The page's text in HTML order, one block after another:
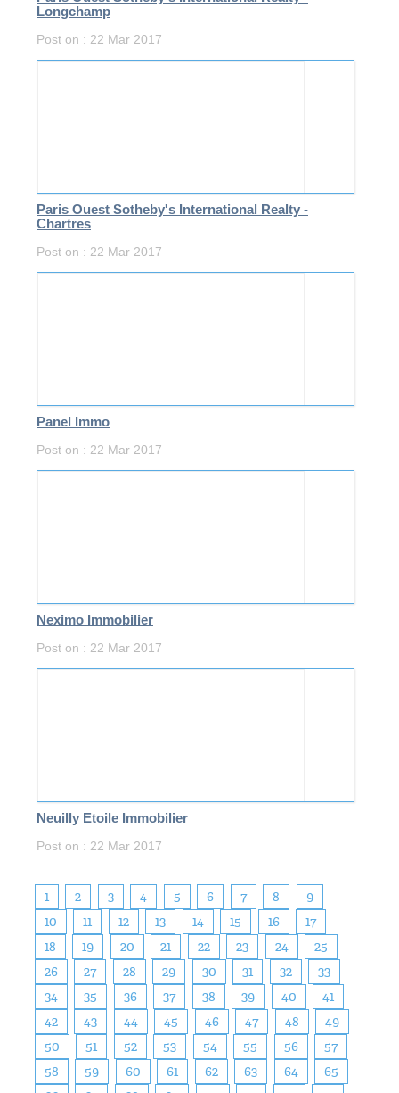
Longchamp
Post on : 22 Mar 2017
Paris Ouest Sotheby's International Realty -
Chartres
Post on : 22 Mar 2017
Panel Immo
Post on : 22 Mar 2017
Neximo Immobilier
Post on : 22 Mar 2017
Neuilly Etoile Immobilier
Post on : 22 Mar 2017
1 2 3 4 5 6 7 8
9
10
11 12 13 14 15 16
17
18
19 20 21 22 23 24
25
26
27 28 29 30 31 32
33
34
35 36 37 38 39 40
41
42
43 44 45 46 47 48
49
50
51 52 53 54 55 56
57
58
59 60 61 62 63 64
65